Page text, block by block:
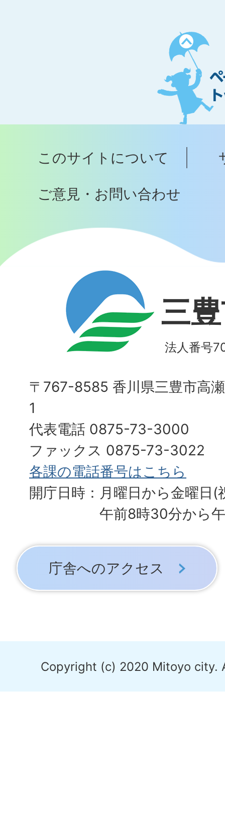
ペ
ー
ジ
ト
ッ
へ
このサイトについて
ご意見・お問い合わせ
三
法人番号
〒767-8585 香川県三豊市高
1
代表電話 0875-73-3000
ファックス 0875-73-3022
各課の電話番号はこちら
開庁日時：月曜日から金曜日(
午前8時30分から
庁舎へのアクセス
Copyright (c) 2020 Mitoyo city.